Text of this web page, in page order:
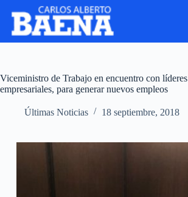
Viceministro de Trabajo en encuentro con líderes
empresariales, para generar nuevos empleos
Últimas Noticias 18 septiembre, 2018